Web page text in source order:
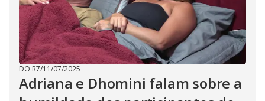
DO R7/11/07/2025
Adriana e Dhomini falam sobre a